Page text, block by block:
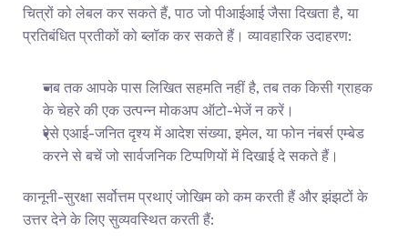
चित्रों को लेबल कर सकते हैं, पाठ जो पीआईआई जैसा दिखता है, या
प्रतिबंधित प्रतीकों को ब्लॉक कर सकते हैं। व्यावहारिक उदाहरण:
जब तक आपके पास लिखित सहमति नहीं है, तब तक किसी ग्राहक
के चेहरे की एक उत्पन्न मोकअप ऑटो-भेजें न करें।
ऐसे एआई-जनित दृश्य में आदेश संख्या, इमेल, या फोन नंबर्स एम्बेड
करने से बचें जो सार्वजनिक टिप्पणियों में दिखाई दे सकते हैं।
कानूनी-सुरक्षा सर्वोत्तम प्रथाएं जोखिम को कम करती हैं और झंझटों के
उत्तर देने के लिए सुव्यवस्थित करती हैं: